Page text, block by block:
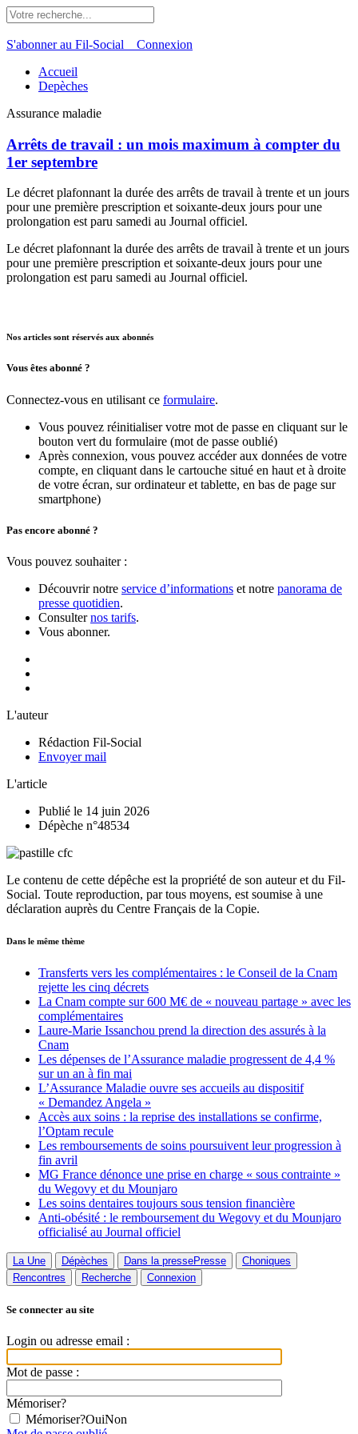
S'abonner au Fil-Social Connexion
Accueil
Depèches
Assurance maladie
Arrêts de travail : un mois maximum à compter du
1er septembre
Le décret plafonnant la durée des arrêts de travail à trente et un jours
pour une première prescription et soixante-deux jours pour une
prolongation est paru samedi au Journal officiel.
Le décret plafonnant la durée des arrêts de travail à trente et un jours
pour une première prescription et soixante-deux jours pour une
prolongation est paru samedi au Journal officiel.
Nos articles sont réservés aux abonnés
Vous êtes abonné ?
Connectez-vous en utilisant ce formulaire.
Vous pouvez réinitialiser votre mot de passe en cliquant sur le
bouton vert du formulaire (mot de passe oublié)
Après connexion, vous pouvez accéder aux données de votre
compte, en cliquant dans le cartouche situé en haut et à droite
de votre écran, sur ordinateur et tablette, en bas de page sur
smartphone)
Pas encore abonné ?
Vous pouvez souhaiter :
Découvrir notre service d’informations et notre panorama de
presse quotidien.
Consulternos tarifs.
Vous abonner.
L'auteur
Rédaction Fil-Social
Envoyer mail
L'article
Publié le 14 juin 2026
Dépèche n°48534
Le contenu de cette dépêche est la propriété de son auteur et du Fil-
Social. Toute reproduction, par tous moyens, est soumise à une
déclaration auprès du Centre Français de la Copie.
Dans le même thème
Transferts vers les complémentaires : le Conseil de la Cnam
rejette les cinq décrets
La Cnam compte sur 600 M€ de « nouveau partage » avec les
complémentaires
Laure-Marie Issanchou prend la direction des assurés à la
Cnam
Les dépenses de l’Assurance maladie progressent de 4,4 %
sur un an à fin mai
L’Assurance Maladie ouvre ses accueils au dispositif
« Demandez Angela »
Accès aux soins : la reprise des installations se confirme,
l’Optam recule
Les remboursements de soins poursuivent leur progression à
fin avril
MG France dénonce une prise en charge « sous contrainte »
du Wegovy et du Mounjaro
Les soins dentaires toujours sous tension financière
Anti-obésité : le remboursement du Wegovy et du Mounjaro
officialisé au Journal officiel
La Une Dépèches Dans la pressePresse
Choniques
Rencontres
Recherche Connexion
Se connecter au site
Login ou adresse email :
Mot de passe :
Mémoriser?
Mémoriser?OuiNon